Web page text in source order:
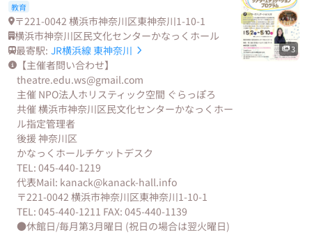
教育
〒221-0042 横浜市神奈川区東神奈川1-10-1
横浜市神奈川区民文化センターかなっくホール
最寄駅: JR横浜線 東神奈川
【主催者問い合わせ】
theatre.edu.ws@gmail.com
主催 NPO法人ホリスティック空間 ぐらっぽろ
共催 横浜市神奈川区民文化センターかなっくホー
ル指定管理者
後援 神奈川区
かなっくホールチケットデスク
TEL: 045-440-1219
代表Mail: kanack@kanack-hall.info
〒221-0042 横浜市神奈川区東神奈川1-10-1
TEL: 045-440-1211 FAX: 045-440-1139
●休館日/毎月第3月曜日 (祝日の場合は翌火曜日)
3